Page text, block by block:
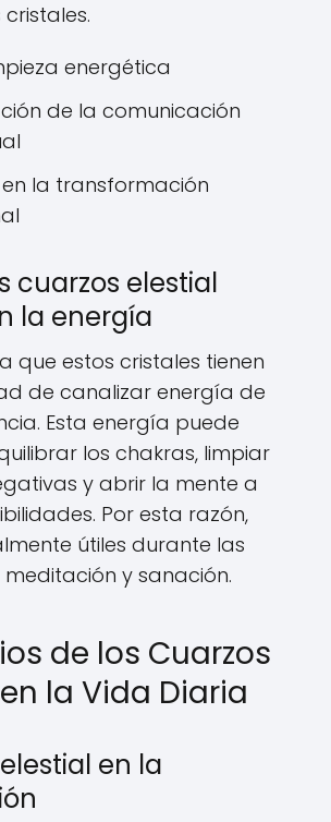
energética
de la comunicación
la transformación
cuarzos elestial
la energía
que estos cristales tienen
de canalizar energía de
Esta energía puede
los chakras, limpiar
y abrir la mente a
Por esta razón,
útiles durante las
meditación y sanación.
de los Cuarzos
la Vida Diaria
en la